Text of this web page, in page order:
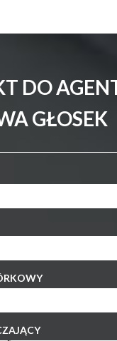
DO
GŁOSEK